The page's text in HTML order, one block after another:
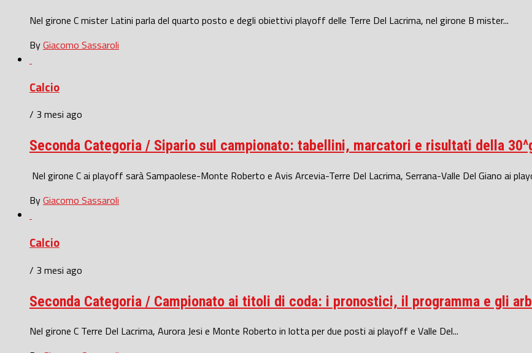
Nel girone C mister Latini parla del quarto posto e degli obiettivi playoff delle Terre Del Lacrima, nel girone B mister...
ByGiacomo Sassaroli
Calcio
/ 3 mesi ago
Seconda Categoria / Sipario sul campionato: tabellini, marcatori e risultati della
Nel girone C ai playoff sarà Sampaolese-Monte Roberto e Avis Arcevia-Terre Del Lacrima, Serrana-Valle Del Giano ai
ByGiacomo Sassaroli
Calcio
/ 3 mesi ago
Seconda Categoria / Campionato ai titoli di coda: i pronostici, il programma e gli
Nel girone C Terre Del Lacrima, Aurora Jesi e Monte Roberto in lotta per due posti ai playoff e Valle Del...